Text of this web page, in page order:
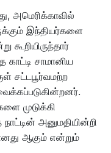
அமெரிக்காவில்
இந்தியர்களை
கூறியிருந்தார்
சாமானிய
சட்டபூர்வமற்ற
முடுக்கி
அனுமதியின்றி
ஆகும் என்றும்